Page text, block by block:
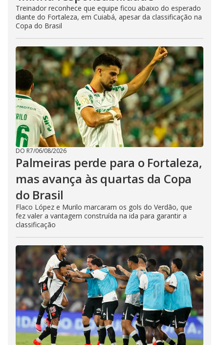
Treinador reconhece que equipe ficou abaixo do esperado
diante do Fortaleza, em Cuiabá, apesar da classificação na
Copa do Brasil
DO R7/06/08/2026
Palmeiras perde para o Fortaleza,
mas avança às quartas da Copa
do Brasil
Flaco López e Murilo marcaram os gols do Verdão, que
fez valer a vantagem construída na ida para garantir a
classificação